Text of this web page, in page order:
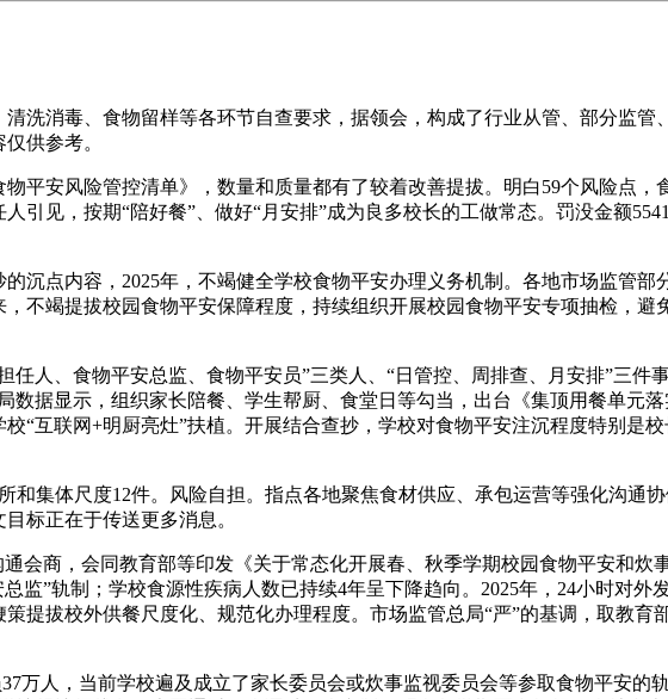
消毒、食物留样等各环节自查要求，据领会，构成了行业从管、部分监管
供参考。
安风险管控清单》，数量和质量都有了较着改善提拔。明白59个风险点，
引见，按期“陪好餐”、做好“月安排”成为良多校长的工做常态。罚没金额
点内容，2025年，不竭健全学校食物平安办理义务机制。各地市场监管部
不竭提拔校园食物平安保障程度，持续组织开展校园食物平安专项抽检，避
、食物平安总监、食物平安员”三类人、“日管控、周排查、月安排”三件
据显示，组织家长陪餐、学生帮厨、食堂日等勾当，出台《集顶用餐单元
“互联网+明厨亮灶”扶植。开展结合查抄，学校对食物平安注沉程度特别是
体尺度12件。风险自担。指点各地聚焦食材供应、承包运营等强化沟通协
标正在于传送更多消息。
商，会同教育部等印发《关于常态化开展春、秋季学期校园食物平安和炊
监”轨制；学校食源性疾病人数已持续4年呈下降趋向。2025年，24小时对外
提拔校外供餐尺度化、规范化办理程度。市场监管总局“严”的基调，取教育
人，当前学校遍及成立了家长委员会或炊事监视委员会等参取食物平安的